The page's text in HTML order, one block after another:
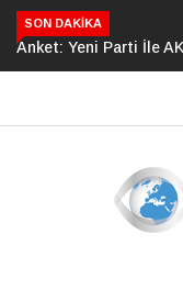
SON DAKIKA
Puanlık Farkİnsan